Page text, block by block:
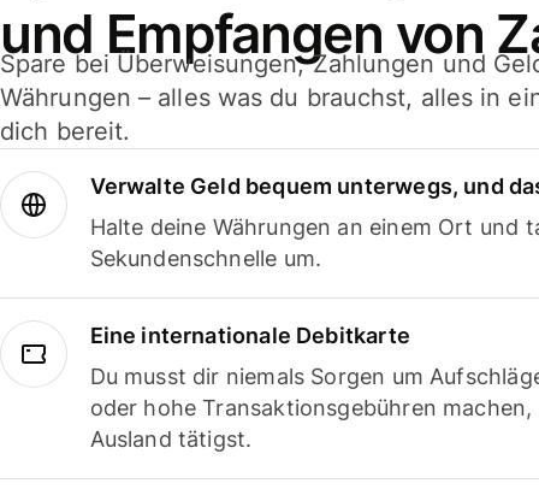
und Empfangen von
Spare bei Überweisungen, Zahlungen und
Währungen – alles was du brauchst, alles in
dich bereit.
Verwalte Geld bequem unterwegs, und
Halte deine Währungen an einem Ort und
Sekundenschnelle um.
Eine internationale Debitkarte
Du musst dir niemals Sorgen um
oder hohe Transaktionsgebühren
Ausland tätigst.